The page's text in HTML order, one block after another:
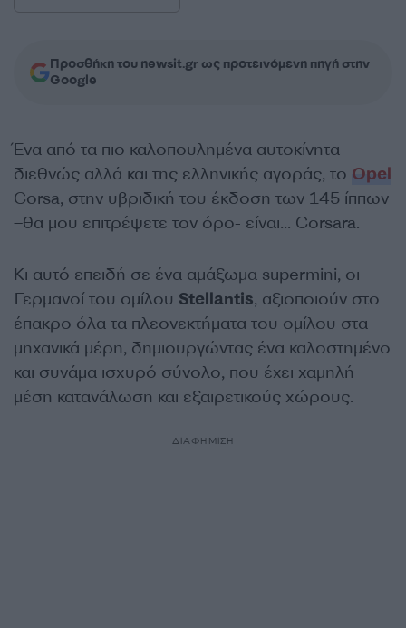
Προσθήκη του newsit.gr ως προτεινόμενη πηγή στην
Google
Ένα από τα πιο καλοπουλημένα αυτοκίνητα
διεθνώς αλλά και της ελληνικής αγοράς, το Opel
Corsa, στην υβριδική του έκδοση των 145 ίππων
–θα μου επιτρέψετε τον όρο- είναι… Corsara.
Κι αυτό επειδή σε ένα αμάξωμα supermini, οι
Γερμανοί του ομίλου Stellantis, αξιοποιούν στο
έπακρο όλα τα πλεονεκτήματα του ομίλου στα
μηχανικά μέρη, δημιουργώντας ένα καλοστημένο
και συνάμα ισχυρό σύνολο, που έχει χαμηλή
μέση κατανάλωση και εξαιρετικούς χώρους.
ΔΙΑΦΗΜΙΣΗ